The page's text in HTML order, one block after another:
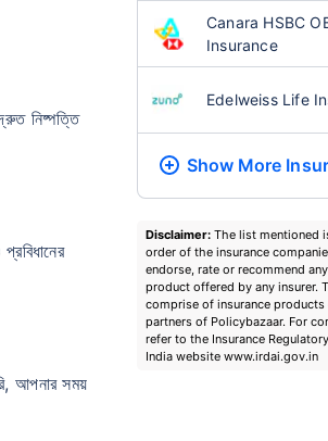
নিষ্পত্তি
আপনার সময়
Canara HSBC
Insurance
Edelweiss Life
Show More
Disclaimer: The list mentioned
order of the insurance
endorse, rate or recommend
product offered by any insurer.
comprise of insurance
partners of Policybazaar. For
refer to the Insurance
India website www.irdai.gov.in